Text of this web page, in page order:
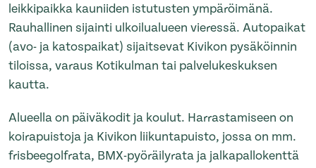
leikkipaikka kauniiden istutusten ympäröimänä.
Rauhallinen sijainti ulkoilualueen vieressä. Autopaikat
(avo- ja katospaikat) sijaitsevat Kivikon pysäköinnin
tiloissa, varaus Kotikulman tai palvelukeskuksen
kautta.
Alueella on päiväkodit ja koulut. Harrastamiseen on
koirapuistoja ja Kivikon liikuntapuisto, jossa on mm.
frisbeegolfrata, BMX-pyöräilyrata ja jalkapallokenttä